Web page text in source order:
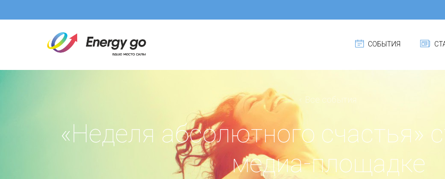
СОБЫТИЯ
Все события
«Неделя абсолютного счастья»
медиа-площадке